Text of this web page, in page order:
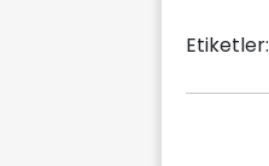
Etiketler: